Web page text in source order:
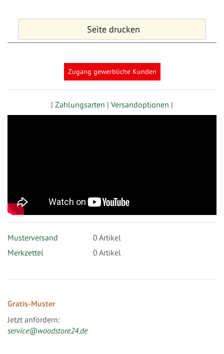
Seite drucken
Zugang gewerbliche Kunden
| Zahlungsarten | Versandoptionen |
Musterversand 0 Artikel
Merkzettel
0 Artikel
Gratis-Muster
Jetzt anfordern:
service@woodstore24.de